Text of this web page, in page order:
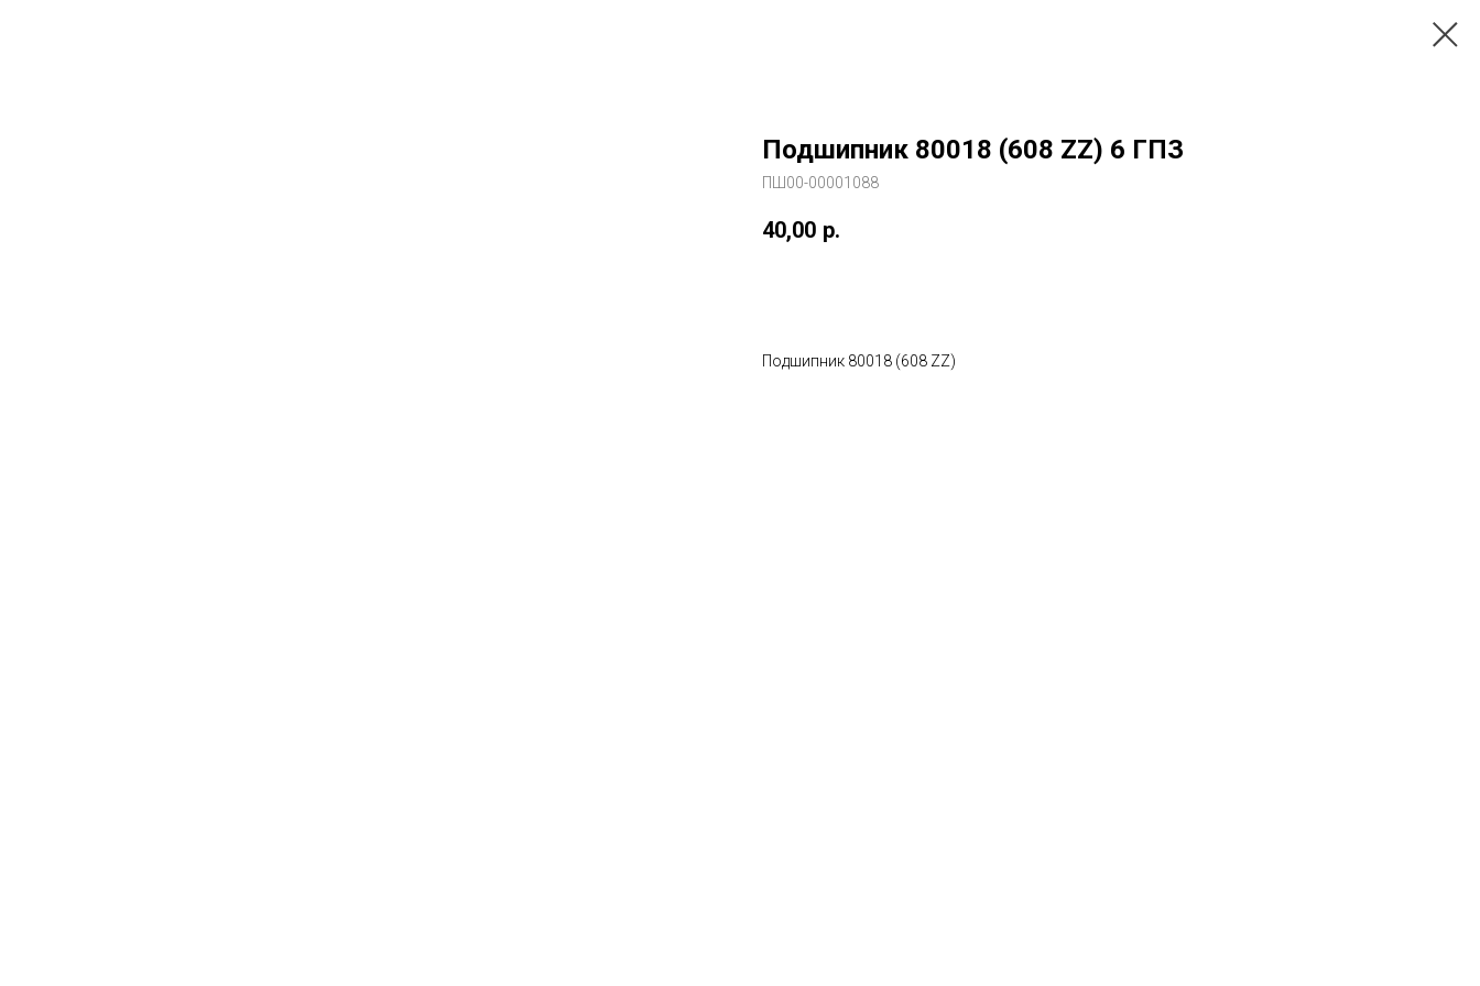
Подшипник 80018 (608 ZZ) 6 ГПЗ
ПШ00-00001088
40,00 р.
Подшипник 80018 (608 ZZ)